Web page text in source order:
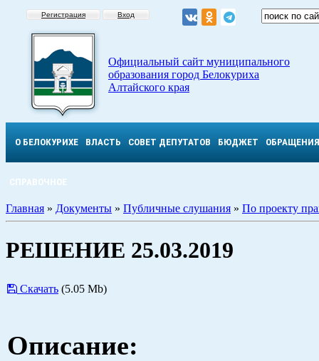
Регистрация Вход
Официальный сайт муниципального
образования город Белокуриха
Алтайского края
О БЕЛОКУРИХЕ ВЛАСТЬ СОВЕТ ДЕПУТАТОВ БЮДЖЕТ ОБРАЩЕНИЯ
СПРАВОЧНОЕ
Главная » Документы » Публичные слушания » По проекту
РЕШЕНИЕ 25.03.2019
Скачать (5.05 Mb)
Описание: